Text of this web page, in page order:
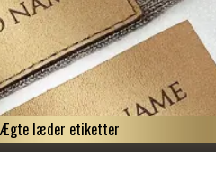
Ægte læder etiketter